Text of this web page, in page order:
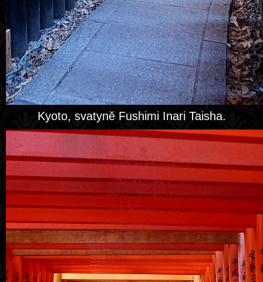
Kyoto, svatyně Fushimi Inari Taisha.